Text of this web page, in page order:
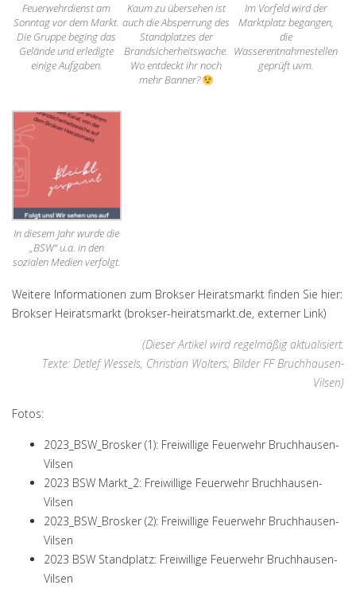
Feuerwehrdienst am
Sonntag vor dem Markt.
Die Gruppe beging das
Gelände und erledigte
einige Aufgaben.
Kaum zu übersehen ist
auch die Absperrung des
Standplatzes der
Brandsicherheitswache.
Wo entdeckt ihr noch
mehr Banner?
Im Vorfeld wird der
Marktplatz begangen,
die
Wasserentnahmestellen
geprüft uvm.
In diesem Jahr wurde die
„BSW“ u.a. in den
sozialen Medien verfolgt.
Weitere Informationen zum Brokser Heiratsmarkt finden Sie hier:
Brokser Heiratsmarkt (brokser-heiratsmarkt.de, externer Link)
(Dieser Artikel wird regelmäßig aktualisiert.
Texte: Detlef Wessels, Christian Wolters; Bilder FF Bruchhausen-
Vilsen)
Fotos:
2023_BSW_Brosker (1): Freiwillige Feuerwehr Bruchhausen-
Vilsen
2023 BSW Markt_2: Freiwillige Feuerwehr Bruchhausen-
Vilsen
2023_BSW_Brosker (2): Freiwillige Feuerwehr Bruchhausen-
Vilsen
2023 BSW Standplatz: Freiwillige Feuerwehr Bruchhausen-
Vilsen